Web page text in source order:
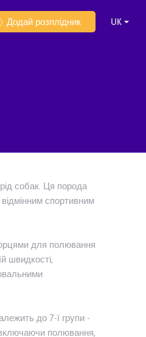
Додай розплідник
собак. Ця порода
спортивним
для полювання
швидкості,
до 7-ї групи -
включаючи полювання,